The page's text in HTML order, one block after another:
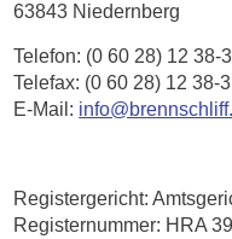
63843 Niedernberg
Telefon: (0 60 28) 12 38-
Telefax: (0 60 28) 12 38-
E-Mail:
Registergericht:
Registernummer: HRA